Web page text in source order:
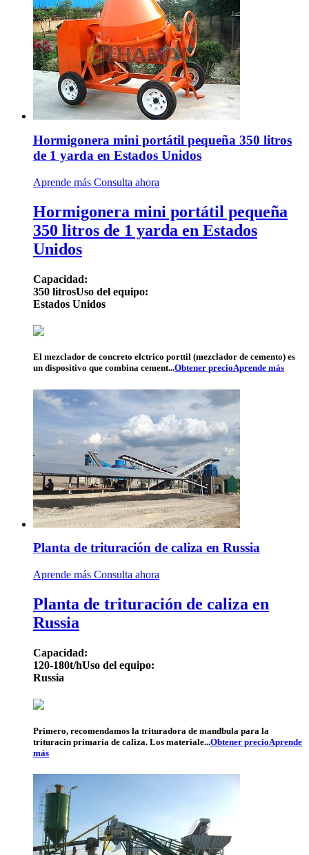
Hormigonera mini portátil pequeña 350 litros
de 1 yarda en Estados Unidos
Aprende más Consulta ahora
Hormigonera mini portátil pequeña
350 litros de 1 yarda en Estados
Unidos
Capacidad:
350 litrosUso del equipo:
Estados Unidos
El mezclador de concreto elctrico porttil (mezclador de cemento) es
un dispositivo que combina cement...Obtener precioAprende más
Planta de trituración de caliza en Russia
Aprende más Consulta ahora
Planta de trituración de caliza en
Russia
Capacidad:
120-180t/hUso del equipo:
Russia
Primero, recomendamos la trituradora de mandbula para la
trituracin primaria de caliza. Los materiale...Obtener precioAprende
más